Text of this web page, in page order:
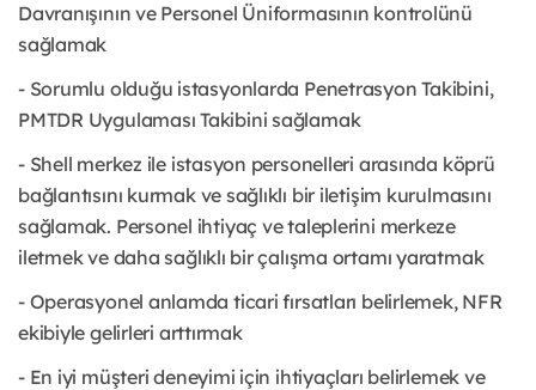
Davranışının ve Personel Üniformasının kontrolünü
sağlamak
- Sorumlu olduğu istasyonlarda Penetrasyon Takibini,
PMTDR Uygulaması Takibini sağlamak
- Shell merkez ile istasyon personelleri arasında köprü
bağlantısını kurmak ve sağlıklı bir iletişim kurulmasını
sağlamak. Personel ihtiyaç ve taleplerini merkeze
iletmek ve daha sağlıklı bir çalışma ortamı yaratmak
- Operasyonel anlamda ticari fırsatları belirlemek, NFR
ekibiyle gelirleri arttırmak
- En iyi müşteri deneyimi için ihtiyaçları belirlemek ve